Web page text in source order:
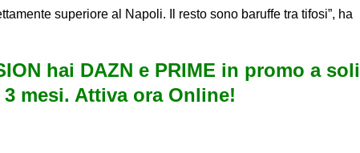
superiore al Napoli. Il resto sono baruffe tra tifosi”, ha
hai DAZN e PRIME in promo a soli
mesi. Attiva ora Online!